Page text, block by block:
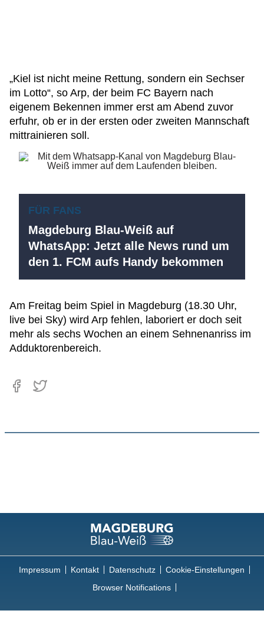
„Kiel ist nicht meine Rettung, sondern ein Sechser
im Lotto“, so Arp, der beim FC Bayern nach
eigenem Bekennen immer erst am Abend zuvor
erfuhr, ob er in der ersten oder zweiten Mannschaft
mittrainieren soll.
FÜR FANS
Magdeburg Blau-Weiß auf
WhatsApp: Jetzt alle News rund um
den 1. FCM aufs Handy bekommen
Am Freitag beim Spiel in Magdeburg (18.30 Uhr,
live bei Sky) wird Arp fehlen, laboriert er doch seit
mehr als sechs Wochen an einem Sehnenanriss im
Adduktorenbereich.
Impressum Kontakt Datenschutz
Cookie-Einstellungen
Browser Notifications